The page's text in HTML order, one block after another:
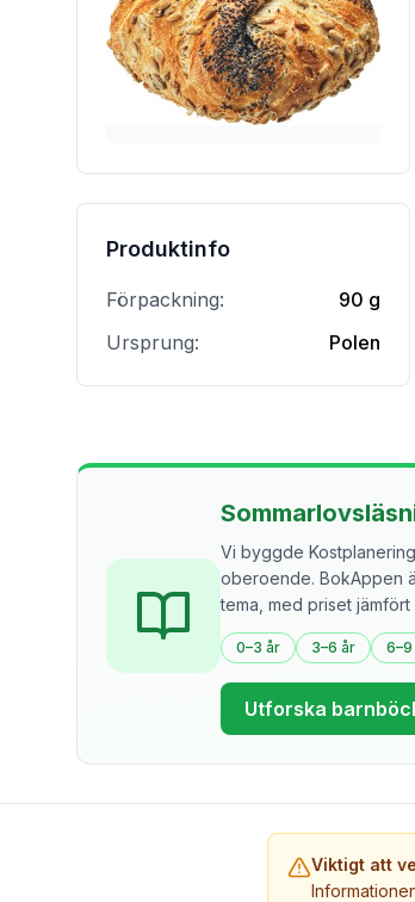
Produktinfo
Förpackning:
90 g
Ursprung:
Polen
Vi byggde
oberoende. BokAppen
tema, med priset
0–3 år 3–6 år
Utforska
Viktigt att